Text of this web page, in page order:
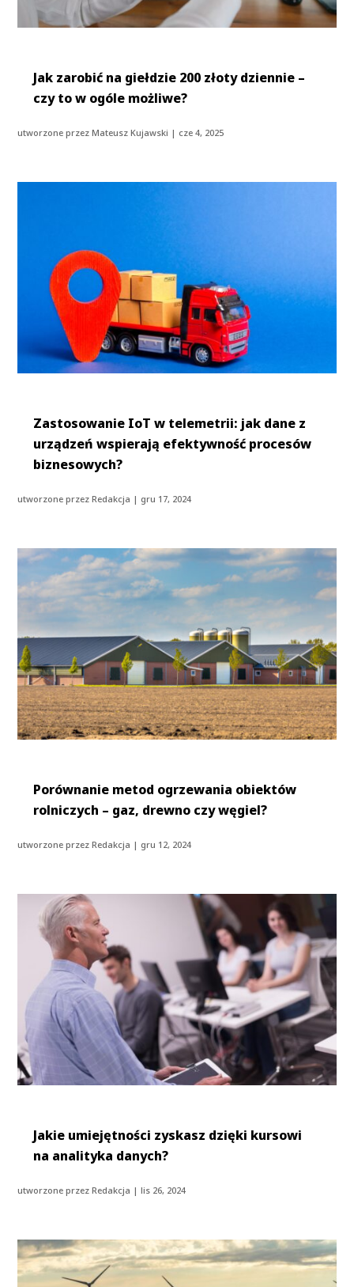
Jak zarobić na giełdzie 200 złoty dziennie –
czy to w ogóle możliwe?
utworzone przezMateusz Kujawski | cze 4, 2025
Zastosowanie IoT w telemetrii: jak dane z
urządzeń wspierają efektywność procesów
biznesowych?
utworzone przezRedakcja | gru 17, 2024
Porównanie metod ogrzewania obiektów
rolniczych – gaz, drewno czy węgiel?
utworzone przezRedakcja | gru 12, 2024
Jakie umiejętności zyskasz dzięki kursowi
na analityka danych?
utworzone przezRedakcja |lis 26, 2024